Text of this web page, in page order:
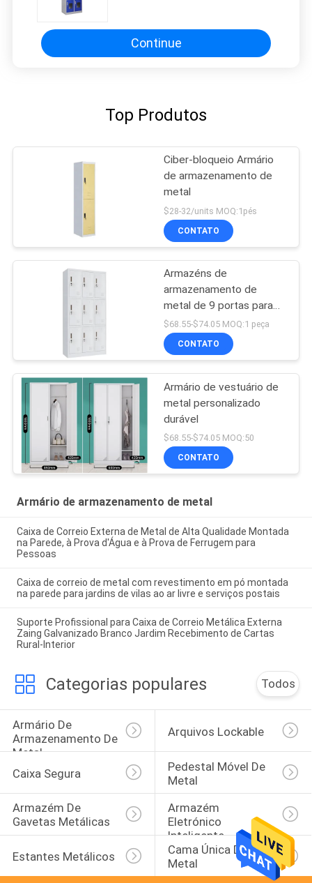
Continue
Top Produtos
Ciber-bloqueio Armário
de armazenamento de
metal
$28-32/units MOQ:1pés
CONTATO
Armazéns de
armazenamento de
metal de 9 portas para
garagem
$68.55-$74.05 MOQ:1 peça
CONTATO
Armário de vestuário de
metal personalizado
durável
$68.55-$74.05 MOQ:50
CONTATO
Armário de armazenamento de metal
Caixa de Correio Externa de Metal de Alta Qualidade Montada
na Parede, à Prova d'Água e à Prova de Ferrugem para
Pessoas
Caixa de correio de metal com revestimento em pó montada
na parede para jardins de vilas ao ar livre e serviços postais
Suporte Profissional para Caixa de Correio Metálica Externa
Zaing Galvanizado Branco Jardim Recebimento de Cartas
Rural-Interior
Categorias populares Todos
Armário De
Armazenamento De
Metal
Arquivos Lockable
Caixa Segura
Pedestal Móvel De
Metal
Armazém De
Gavetas Metálicas
Armazém
Eletrónico
Inteligente
Estantes Metálicos
Cama Única De
Metal